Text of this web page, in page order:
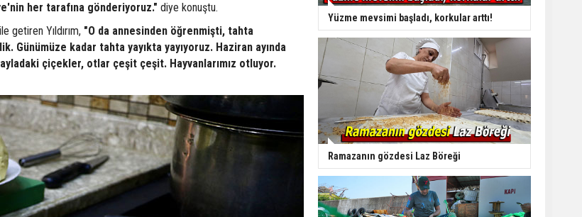
her tarafına gönderiyoruz." diye konuştu.
getiren Yıldırım, "O da annesinden öğrenmişti, tahta
Günümüze kadar tahta yayıkta yayıyoruz. Haziran ayında
çiçekler, otlar çeşit çeşit. Hayvanlarımız otluyor.
Yüzme mevsimi başladı, korkular arttı!
Ramazanın gözdesi Laz Böreği